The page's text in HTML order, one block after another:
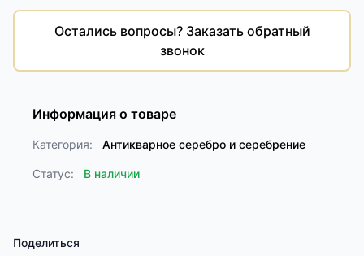
Остались вопросы? Заказать обратный
звонок
Информация о товаре
Категория: Антикварное серебро и серебрение
Статус: В наличии
Поделиться